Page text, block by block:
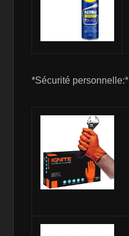
*Sécurité personnelle:*